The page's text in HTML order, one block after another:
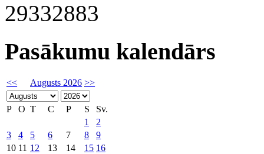
29332883
Pasākumu kalendārs
<< Augusts 2026 >>
P O T C P S
Sv.
1
2
3
4 5 6 7 8
9
10 11 12 13 14 15 16